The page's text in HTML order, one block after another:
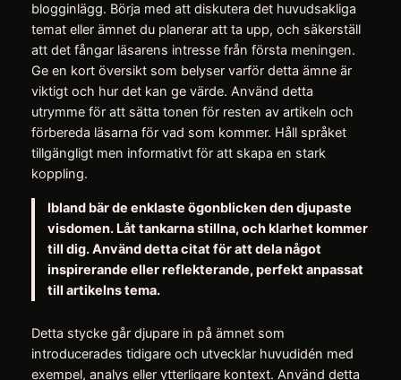
blogginlägg. Börja med att diskutera det huvudsakliga
temat eller ämnet du planerar att ta upp, och säkerställ
att det fångar läsarens intresse från första meningen.
Ge en kort översikt som belyser varför detta ämne är
viktigt och hur det kan ge värde. Använd detta
utrymme för att sätta tonen för resten av artikeln och
förbereda läsarna för vad som kommer. Håll språket
tillgängligt men informativt för att skapa en stark
koppling.
Ibland bär de enklaste ögonblicken den djupaste
visdomen. Låt tankarna stillna, och klarhet kommer
till dig. Använd detta citat för att dela något
inspirerande eller reflekterande, perfekt anpassat
till artikelns tema.
Detta stycke går djupare in på ämnet som
introducerades tidigare och utvecklar huvudidén med
exempel, analys eller ytterligare kontext. Använd detta